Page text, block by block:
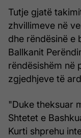
Tutje gjatë
zhvillimeve në
dhe rëndësinë e
Ballkanit
rëndësishëm në
zgjedhjeve të
"Duke theksuar
Shtetet e
Kurti shprehu